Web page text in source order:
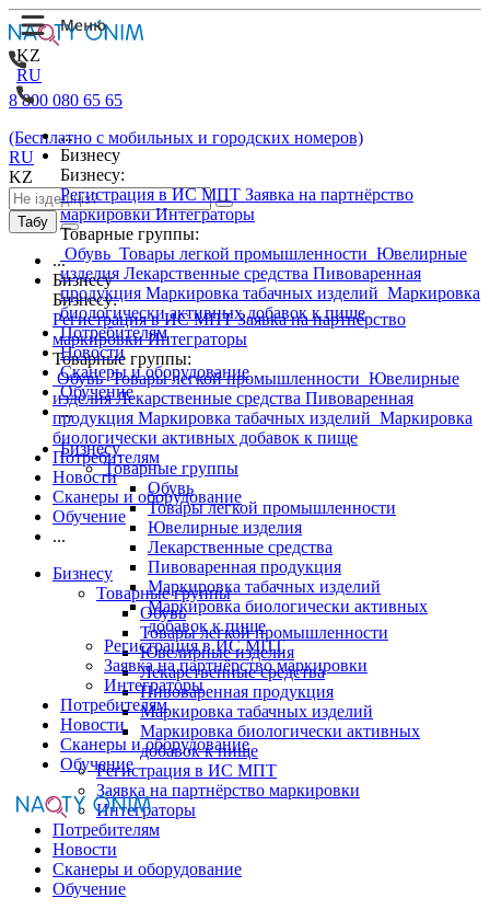
KZ
RU
...
Бизнесу
Бизнесу:
Регистрация в ИС МПТ Заявка на партнёрство
маркировкиИнтеграторы
Товарные группы:
Обувь Товары легкой промышленности Ювелирные
изделия Лекарственные средства Пивоваренная
продукция Маркировка табачных изделий Маркировка
биологически активных добавок к пище
Потребителям
Новости
Сканеры и оборудование
Обучение
...
Бизнесу
Товарные группы
Обувь
Товары легкой промышленности
Ювелирные изделия
Лекарственные средства
Пивоваренная продукция
Маркировка табачных изделий
Маркировка биологически активных
добавок к пище
Регистрация в ИС МПТ
Заявка на партнёрство маркировки
Интеграторы
Потребителям
Новости
Сканеры и оборудование
Обучение
8 800 080 65 65
(Бесплатно с мобильных и городских номеров)
RU
KZ
Табу
...
Бизнесу
Бизнесу:
Регистрация в ИС МПТЗаявка на партнёрство
маркировкиИнтеграторы
Товарные группы:
ОбувьТовары легкой промышленности Ювелирные
изделияЛекарственные средства Пивоваренная
продукция Маркировка табачных изделий Маркировка
биологически активных добавок к пище
Потребителям
Новости
Сканеры и оборудование
Обучение
...
Бизнесу
Товарные группы
Обувь
Товары легкой промышленности
Ювелирные изделия
Лекарственные средства
Пивоваренная продукция
Маркировка табачных изделий
Маркировка биологически активных
добавок к пище
Регистрация в ИС МПТ
Заявка на партнёрство маркировки
Интеграторы
Потребителям
Новости
Сканеры и оборудование
Обучение